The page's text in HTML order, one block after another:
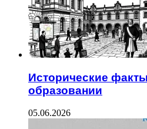
Исторические
образовании
05.06.2026